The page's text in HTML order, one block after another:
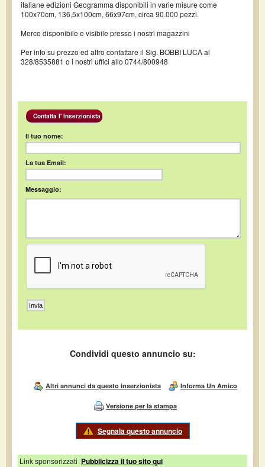
italiane edizioni Geogramma disponibili in varie misure come
100x70cm, 136,5x100cm, 66x97cm, circa 90.000 pezzi.
Merce disponibile e visibile presso i nostri magazzini
Per info su prezzo ed altro contattare il Sig. BOBBI LUCA al
328/8535881 o i nostri uffici allo 0744/800948
Contatta l' Inserzionista
Il tuo nome:
La tua Email:
Messaggio:
Condividi questo annuncio su:
Altri annunci da questo inserzionista Informa Un Amico
Versione per la stampa
Segnala questo annuncio
Link sponsorizzati Pubblicizza il tuo sito qui